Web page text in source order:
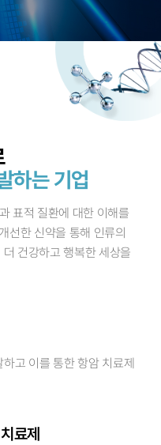
하는 기업
표적 질환에 대한 이해를
선한 신약을 통해 인류의
건강하고 행복한 세상을
하고 이를 통한항암 치료제
료제